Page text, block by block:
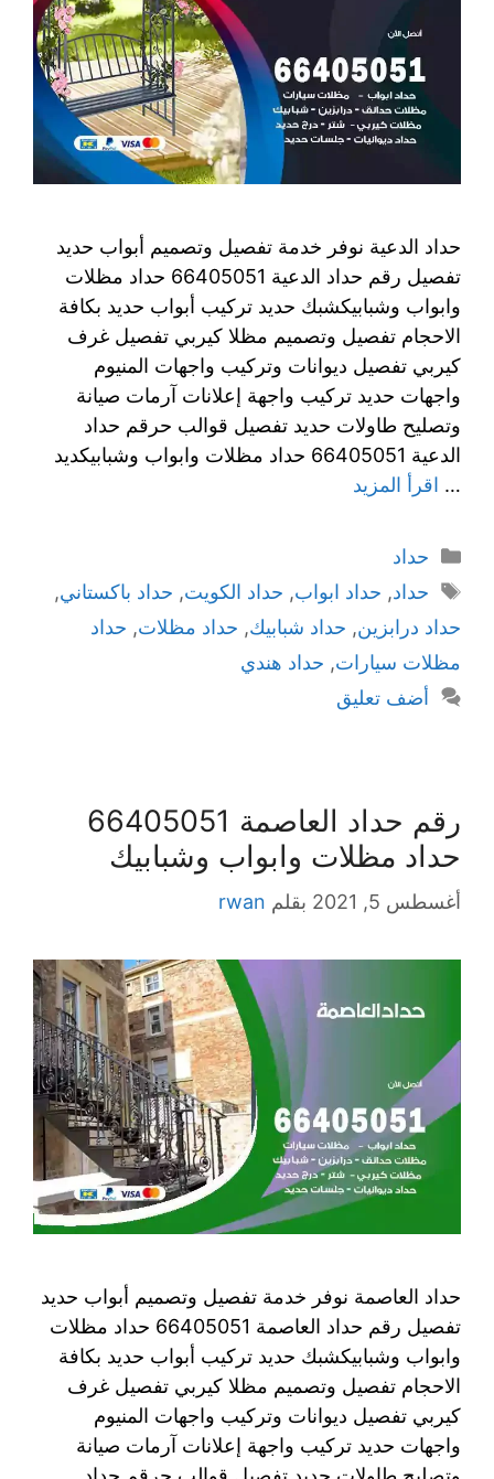
حداد الدعية نوفر خدمة تفصيل وتصميم أبواب حديد
تفصيل رقم حداد الدعية 66405051 حداد مظلات
وابواب وشبابيكشبك حديد تركيب أبواب حديد بكافة
الاحجام تفصيل وتصميم مظلا كيربي تفصيل غرف
كيربي تفصيل ديوانات وتركيب واجهات المنيوم
واجهات حديد تركيب واجهة إعلانات آرمات صيانة
وتصليح طاولات حديد تفصيل قوالب حرقم حداد
الدعية 66405051 حداد مظلات وابواب وشبابيكديد
… اقرأ المزيد
حداد
حداد, حداد ابواب, حداد الكويت, حداد باكستاني,
حداد درابزين, حداد شبابيك, حداد مظلات, حداد
مظلات سيارات, حداد هندي
أضف تعليق
رقم حداد العاصمة 66405051
حداد مظلات وابواب وشبابيك
أغسطس 5, 2021 بقلم rwan
حداد العاصمة نوفر خدمة تفصيل وتصميم أبواب حديد
تفصيل رقم حداد العاصمة 66405051 حداد مظلات
وابواب وشبابيكشبك حديد تركيب أبواب حديد بكافة
الاحجام تفصيل وتصميم مظلا كيربي تفصيل غرف
كيربي تفصيل ديوانات وتركيب واجهات المنيوم
واجهات حديد تركيب واجهة إعلانات آرمات صيانة